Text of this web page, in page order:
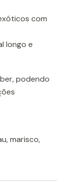
com
longo e
podendo
marisco,